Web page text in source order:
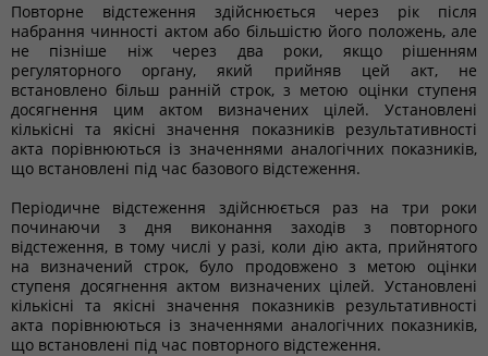
Повторне відстеження здійснюється через рік після
набрання чинності актом або більшістю його положень, але
не пізніше ніж через два роки, якщо рішенням
регуляторного органу, який прийняв цей акт, не
встановлено більш ранній строк, з метою оцінки ступеня
досягнення цим актом визначених цілей. Установлені
кількісні та якісні значення показників результативності
акта порівнюються із значеннями аналогічних показників,
що встановлені під час базового відстеження.
Періодичне відстеження здійснюється раз на три роки
починаючи з дня виконання заходів з повторного
відстеження, в тому числі у разі, коли дію акта, прийнятого
на визначений строк, було продовжено з метою оцінки
ступеня досягнення актом визначених цілей. Установлені
кількісні та якісні значення показників результативності
акта порівнюються із значеннями аналогічних показників,
що встановлені під час повторного відстеження.